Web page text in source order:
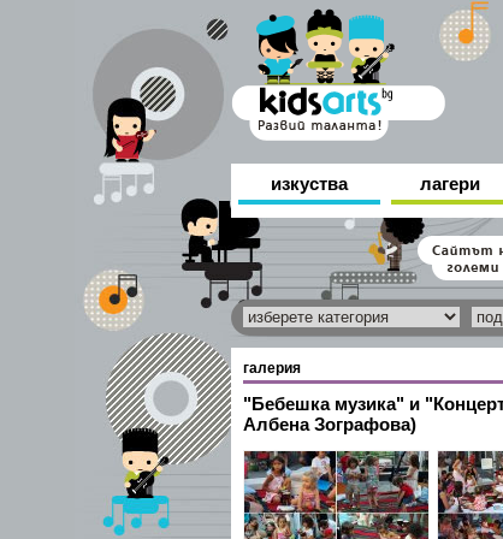
изкуства лагери
галерия
"Бебешка музика" и
Албена Зографова)